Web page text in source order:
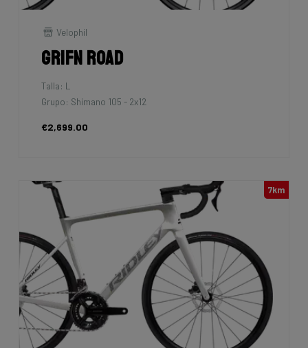
Velophil
Grifn Road
Talla: L
Grupo: Shimano 105 - 2x12
€2,699.00
7km